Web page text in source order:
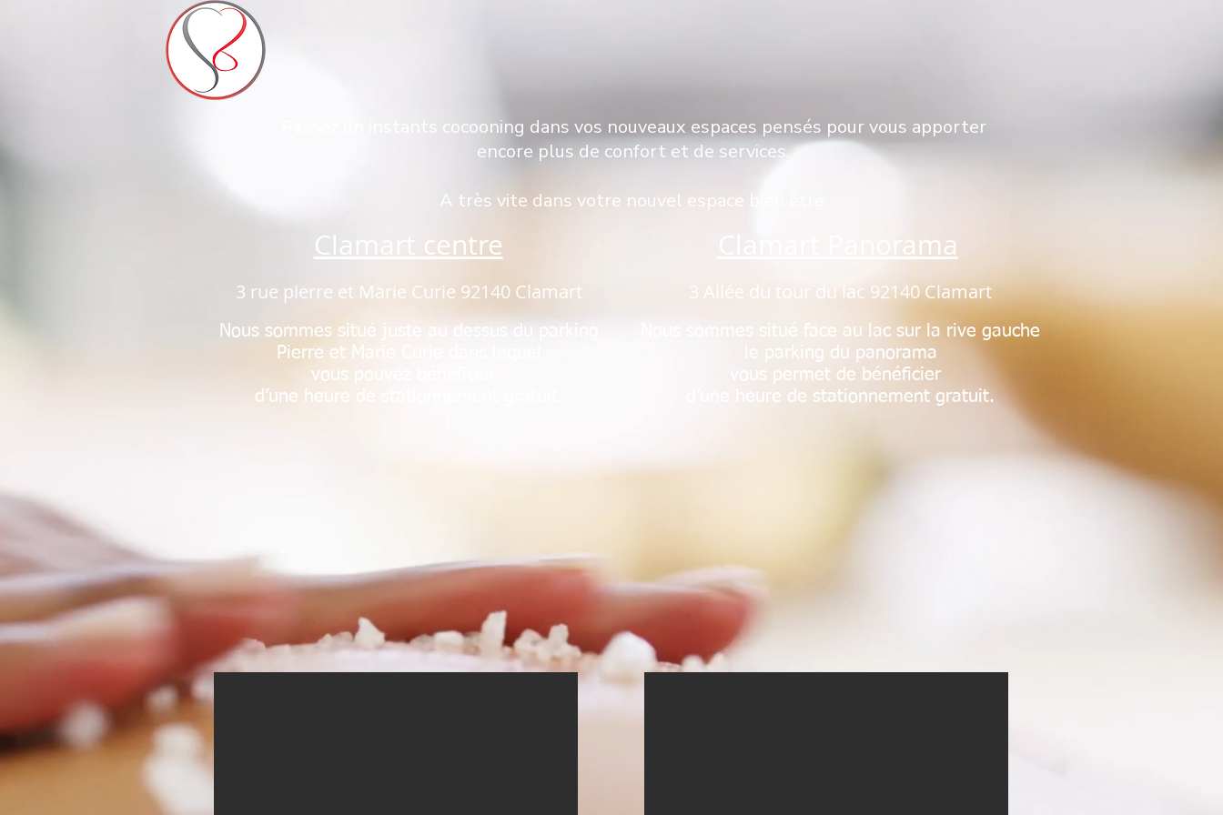
Passez un instants cocooning dans vos nouveaux espaces pensés pour vous apporter
encore plus de confort et de services.
A très vite dans votre nouvel espace bien être.
Clamart centre Clamart Panorama
3 rue pierre et Marie Curie 92140 Clamart 3 Allée du tour du lac 92140 Clamart
Nous sommes situé juste au dessus du parking
Pierre et Marie Curie dans lequel
vous pouvez bénéficier
d’une heure de stationnement gratuit.
Nous sommes situé face au lac sur la rive gauche
le parking du panorama
vous permet de bénéficier
d’une heure de stationnement gratuit.